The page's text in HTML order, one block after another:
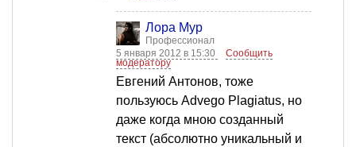
Лора Мур
Профессионал
5 января 2012 в 15:30
Сообщить
модератору
Евгений Антонов, тоже
пользуюсь Advego Plagiatus, но
даже когда мною созданный
текст (абсолютно уникальный и